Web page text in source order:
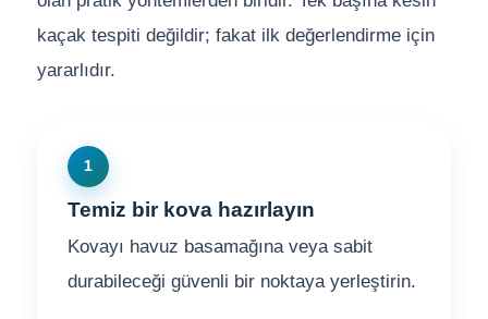
kaçak tespiti değildir; fakat ilk değerlendirme için
yararlıdır.
1
Temiz bir kova hazırlayın
Kovayı havuz basamağına veya sabit
durabileceği güvenli bir noktaya yerleştirin.